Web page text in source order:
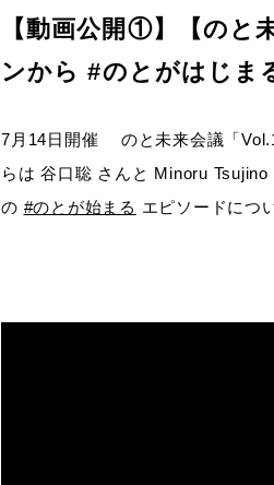
【動画公開①】【のと
ンから #のとがはじま
7月14日開催 のと未来会議「
らは 谷口聡 さんと Minoru
の #のとが始まる エピソードにつ